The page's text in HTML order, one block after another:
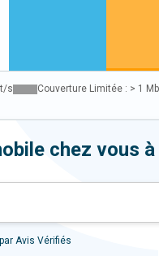
s Couverture Limitée : > 1
chez vous
Avis Vérifiés